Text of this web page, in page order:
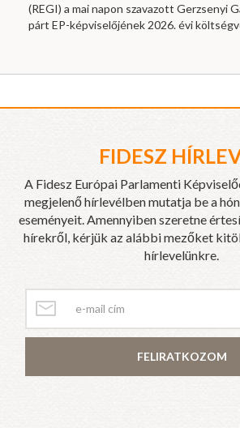
(REGI) a mai napon szavazott Gerzsenyi
párt EP-képviselőjének 2026. évi
FIDESZ
A Fidesz Európai Parlamenti
megjelenő hírlevélben mutatja be a
eseményeit. Amennyiben szeretne
hírekről, kérjük az alábbi mezőket
hírlevelünkre.
FELIRATKOZOM